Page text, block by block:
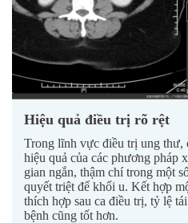
Hiệu quả điều trị rõ rệt
Trong lĩnh vực điều trị ung thư,
hiệu quả của các phương pháp
gian ngắn, thậm chí trong một
quyết triệt để khối u. Kết hợp
thích hợp sau ca điều trị, tỷ lệ
bệnh cũng tốt hơn.